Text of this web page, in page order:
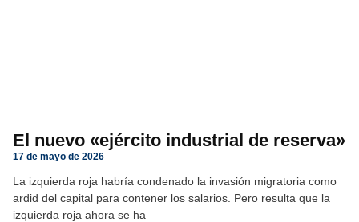
El nuevo «ejército industrial de reserva»
17 de mayo de 2026
La izquierda roja habría condenado la invasión migratoria como
ardid del capital para contener los salarios. Pero resulta que la
izquierda roja ahora se ha